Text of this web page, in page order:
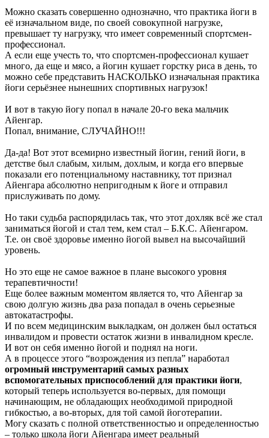
Можно сказать совершенно однозначно, что практика йоги в
её изначальном виде, по своей совокупной нагрузке,
превышает ту нагрузку, что имеет современный спортсмен-
профессионал.
А если еще учесть то, что спортсмен-профессионал кушает
много, да еще и мясо, а йогин кушает горстку риса в день, то
можно себе представить НАСКОЛЬКО изначальная практика
йоги серьёзнее нынешних спортивных нагрузок!
И вот в такую йогу попал в начале 20-го века мальчик
Айенгар.
Попал, внимание, СЛУЧАЙНО!!!
Да-да! Вот этот всемирно известный йогин, гений йоги, в
детстве был слабым, хилым, дохлым, и когда его впервые
показали его потенциальному наставнику, тот признал
Айенгара абсолютно непригодным к йоге и отправил
прислуживать по дому.
Но таки судьба распорядилась так, что этот дохляк всё же стал
заниматься йогой и стал тем, кем стал – Б.К.С. Айенгаром.
Т.е. он своё здоровье именно йогой вывел на высочайший
уровень.
Но это еще не самое важное в плане высокого уровня
терапевтичности!
Еще более важным моментом является то, что Айенгар за
свою долгую жизнь два раза попадал в очень серьезные
автокатастрофы.
И по всем медицинским выкладкам, он должен был остаться
инвалидом и провести остаток жизни в инвалидном кресле.
И вот он себя именно йогой и поднял на ноги.
А в процессе этого “возрождения из пепла” наработал
огромный инструментарий самых разных
вспомогательных приспособлений для практики йоги,
который теперь используется во-первых, для помощи
начинающим, не обладающих необходимой природной
гибкостью, а во-вторых, для той самой йоготерапии.
Могу сказать с полной ответственностью и определенностью
– только школа йоги Айенгара имеет реальный